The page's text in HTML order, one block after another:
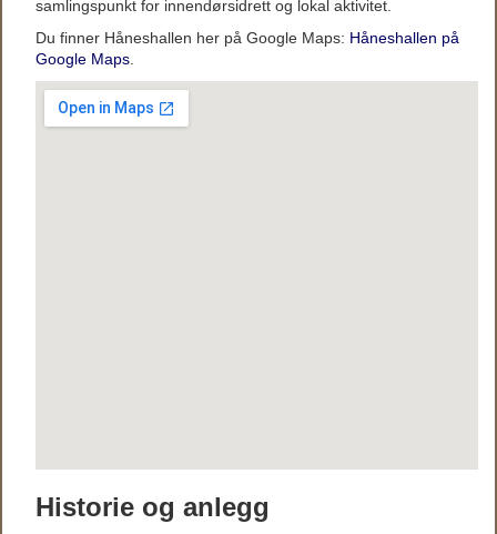
samlingspunkt for innendørsidrett og lokal aktivitet.
Du finner Håneshallen her på Google Maps: Håneshallen på
Google Maps
Historie og anlegg